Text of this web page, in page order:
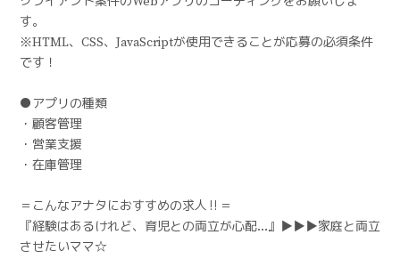
す。
※HTML、CSS、JavaScriptが使用できることが応募の必須条件
です！
●アプリの種類
・顧客管理
・営業支援
・在庫管理
＝こんなアナタにおすすめの求人‼︎＝
『経験はあるけれど、育児との両立が心配…』▶︎▶︎▶︎家庭と両立
させたいママ☆